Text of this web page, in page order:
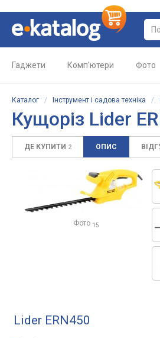
Гаджети Комп'ютери Фото
Каталог / Інструмент і садова техніка /
Кущоріз Lider
ДЕ КУПИТИ 2 ОПИС
Фото 15
Lider ERN450